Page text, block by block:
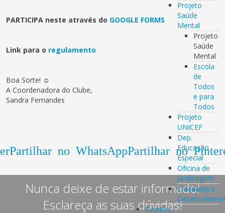
Projeto
Saúde
Mental
Projeto
Saúde
Mental
Escola
de
Todos
e para
Todos
Projeto
UNICEF
Dep.
Educação
Especial
Oficina de
Jardinagem
Cidadania e
Eventos
PARTICIPA neste através do GOOGLE FORMS
Link para o regulamento
Boa Sorte! ☺
A Coordenadora do Clube,
Sandra Fernandes
Partilhar no WhatsAppPartilhar no
Nunca deixe de estar informado!
Esclareça as suas dúvidas!